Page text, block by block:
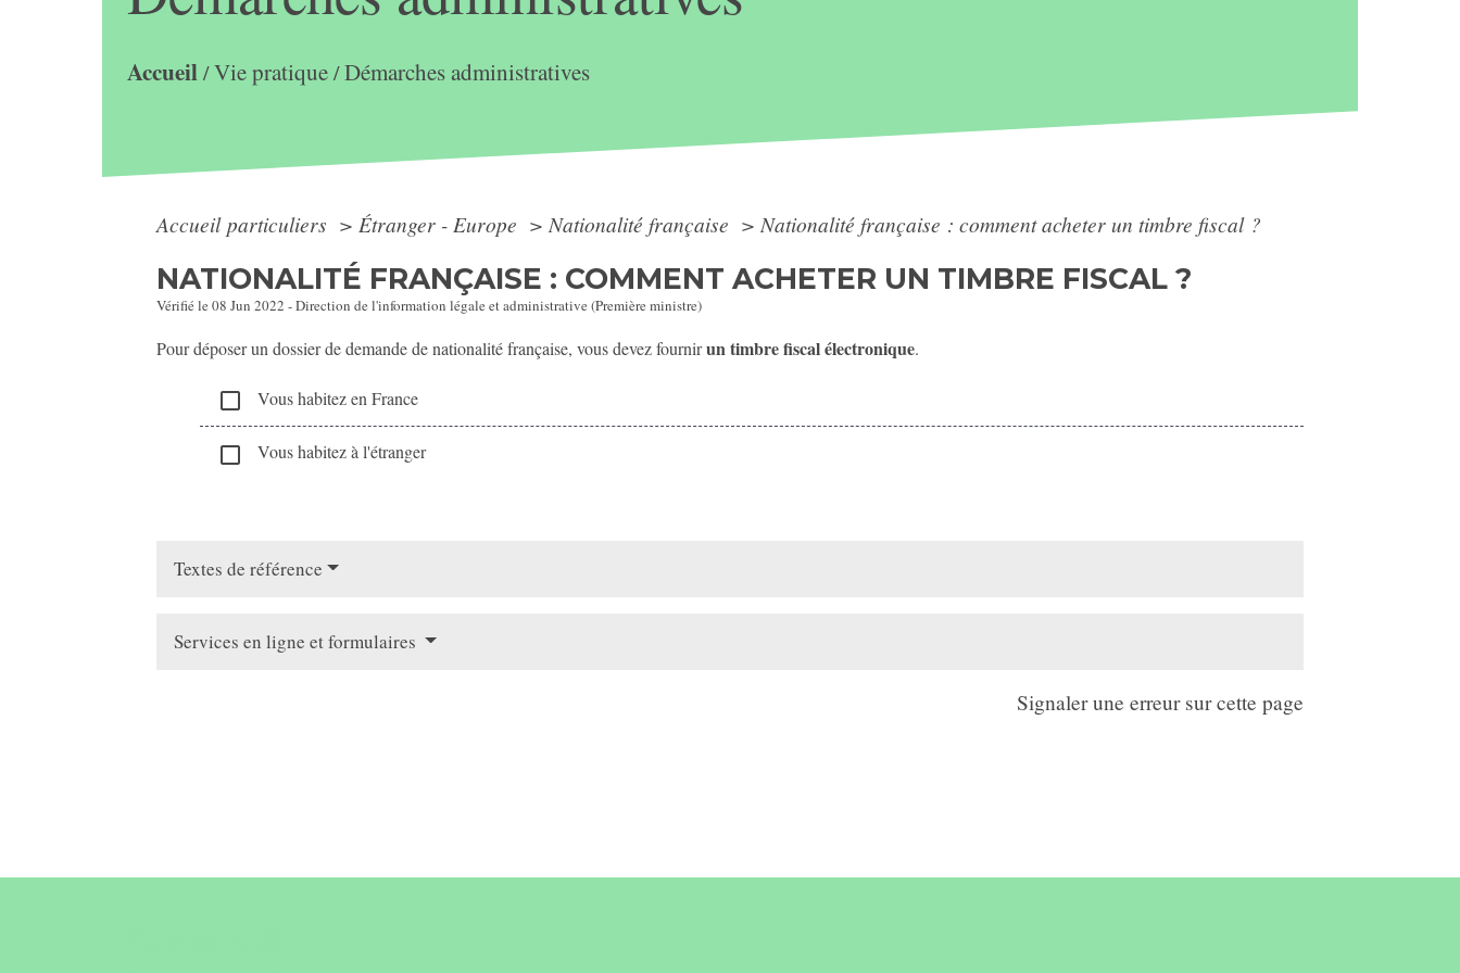
Accueil/Vie pratique/Démarches administratives
Accueil particuliers > Étranger - Europe > Nationalité française > Nationalité française : comment acheter un timbre fiscal ?
NATIONALITÉ FRANÇAISE : COMMENT ACHETER UN TIMBRE FISCAL ?
Vérifié le 08 Jun 2022 - Direction de l'information légale et administrative (Première ministre)
Pour déposer un dossier de demande de nationalité française, vous devez fournirun timbre fiscal électronique.
check_box_outline_blank Vous habitez en France
check_box_outline_blank Vous habitez à l'étranger
Textes de référence
Services en ligne et formulaires
Signaler une erreur sur cette page